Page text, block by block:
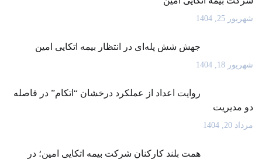
شهریور 25, 1404
جهش شش پله‌ای در انتظار بیمه اتکایی امین
شهریور 18, 1404
روایت اعداد از عملکرد درخشان “اتکام” در فاصله
دو مدیریت
مرداد 20, 1404
همت بلند کارکنان شرکت بیمه اتکایی امین؛ در